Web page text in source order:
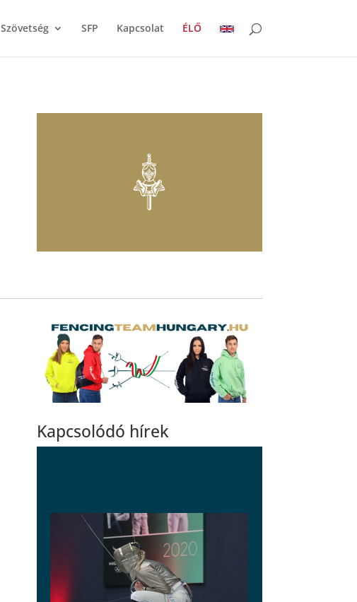
Szövetség SFP Kapcsolat ÉLŐ
Kapcsolódó hírek